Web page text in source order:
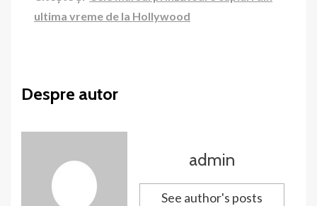
ultima vreme de la Hollywood
Despre autor
admin
See author's posts